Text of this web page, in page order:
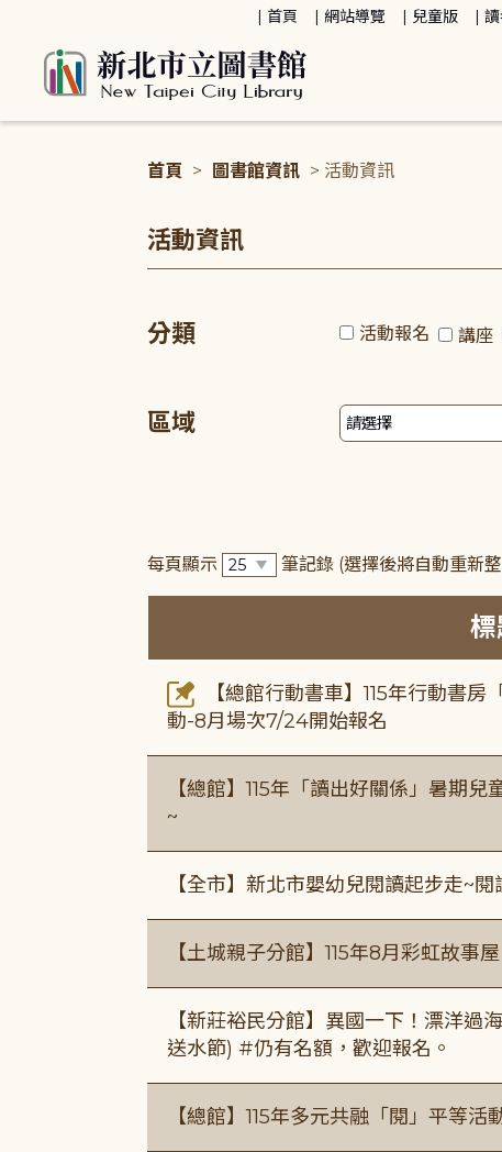
首頁 網站導覽 兒童版
首頁 > 圖書館資訊 > 活動資訊
活動資訊
分類 活動報名 講座
區域
每頁顯示 筆記錄 (選擇後將自動重新
【總館行動書車】115年行動書
動-8月場次7/24開始報名
【總館】115年「讀出好關係」暑期
~
【全市】新北市嬰幼兒閱讀起步走~
【土城親子分館】115年8月彩虹故事屋
【新莊裕民分館】異國一下！漂洋過
送水節) #仍有名額，歡迎報名。
【總館】115年多元共融「閱」平等活